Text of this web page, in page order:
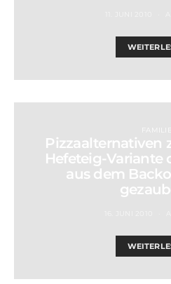
FAMILIE
Pizzaalternativen
Hefeteig-Variante
aus dem